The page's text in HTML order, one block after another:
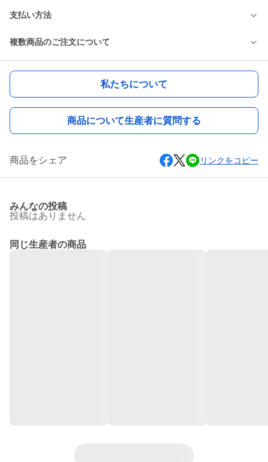
支払い方法
複数商品のご注文について
私たちについて
商品について生産者に質問する
商品をシェア リンクをコピー
みんなの投稿
投稿はありません
同じ生産者の商品